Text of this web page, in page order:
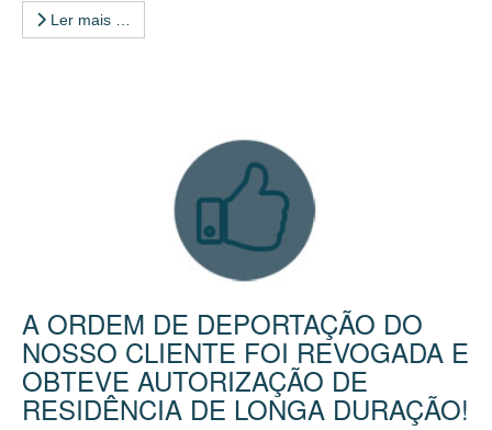
Ler mais …
A ORDEM DE DEPORTAÇÃO DO
NOSSO CLIENTE FOI REVOGADA E
OBTEVE AUTORIZAÇÃO DE
RESIDÊNCIA DE LONGA DURAÇÃO!